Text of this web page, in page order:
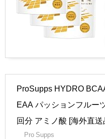
ProSupps HYDRO
EAA パッションフルー
回分 アミノ酸 [海外直送
Pro Supps